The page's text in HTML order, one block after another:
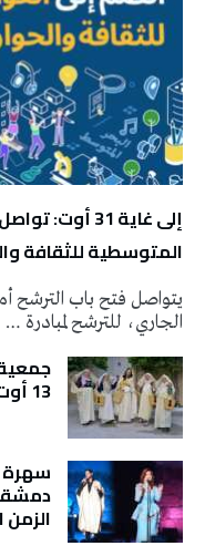
إلى غاية 31
المتوسطية للثقافة
الجاري، للترشح لمبادرة …
13 أوت 2026
سهرة